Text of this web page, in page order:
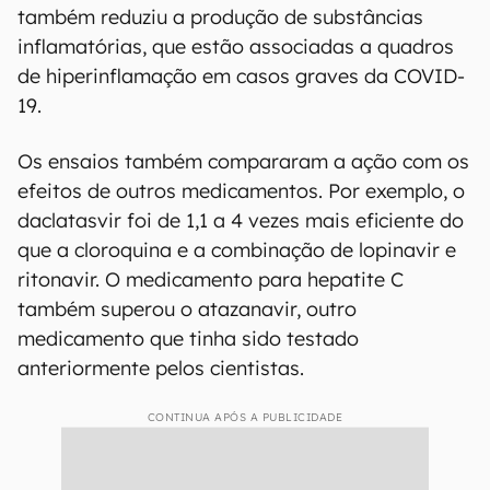
também reduziu a produção de substâncias
inflamatórias, que estão associadas a quadros
de hiperinflamação em casos graves da COVID-
19.
Os ensaios também compararam a ação com os
efeitos de outros medicamentos. Por exemplo, o
daclatasvir foi de 1,1 a 4 vezes mais eficiente do
que a cloroquina e a combinação de lopinavir e
ritonavir. O medicamento para hepatite C
também superou o atazanavir, outro
medicamento que tinha sido testado
anteriormente pelos cientistas.
CONTINUA APÓS A PUBLICIDADE